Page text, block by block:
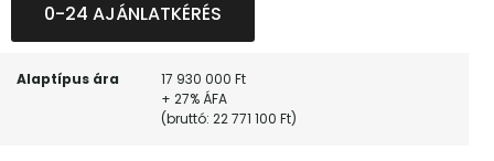
0-24 AJÁNLATKÉRÉS
Alaptípus ára
17 930 000 Ft
+ 27% ÁFA
(bruttó: 22 771 100 Ft)